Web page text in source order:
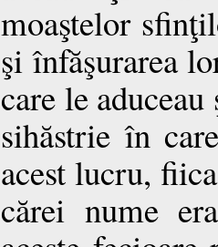
moaştelor
şi înfăşurarea
care le
sihăstrie în
acest lucru,
cărei nume